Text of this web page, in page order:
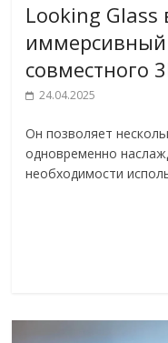
Looking Glass
иммерсивный
совместного
24.04.2025
Он позволяет
одновременно
необходимости